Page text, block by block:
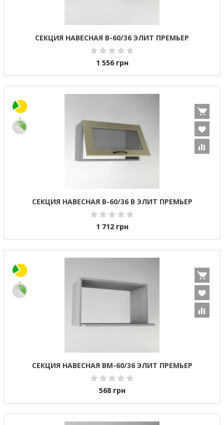
СЕКЦИЯ НАВЕСНАЯ В-60/36 ЭЛИТ ПРЕМЬЕР
1 556 грн
СЕКЦИЯ НАВЕСНАЯ В-60/36 В ЭЛИТ ПРЕМЬЕР
1 712 грн
СЕКЦИЯ НАВЕСНАЯ ВМ-60/36 ЭЛИТ ПРЕМЬЕР
568 грн